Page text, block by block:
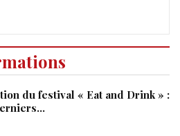
du festival « Eat and Drink » :